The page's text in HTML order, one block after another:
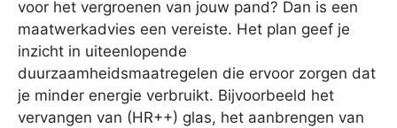
voor het vergroenen van jouw pand? Dan is een
maatwerkadvies een vereiste. Het plan geef je
inzicht in uiteenlopende
duurzaamheidsmaatregelen die ervoor zorgen dat
je minder energie verbruikt. Bijvoorbeeld het
vervangen van (HR++) glas, het aanbrengen van